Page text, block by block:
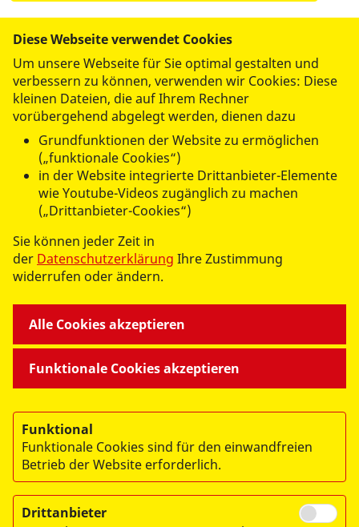
datenschutzkonform mit
UNSERE ANGEBOTE
WIR ÜBER UNS
© 2026 ASB Landesverband Sachsen e.V.
Impressum
Diese Webseite verwendet Cookies
Um unsere Webseite für Sie optimal gestalten und
verbessern zu können, verwenden wir Cookies: Diese
kleinen Dateien, die auf Ihrem Rechner
vorübergehend abgelegt werden, dienen dazu
Grundfunktionen der Website zu ermöglichen
(„funktionale Cookies“)
in der Website integrierte Drittanbieter-Elemente
wie Youtube-Videos zugänglich zu machen
(„Drittanbieter-Cookies“)
Sie können jeder Zeit in
der Datenschutzerklärung Ihre Zustimmung
widerrufen oder ändern.
Funktionale Cookies akzeptieren
Alle Cookies akzeptieren
Funktional
Funktionale Cookies sind für den einwandfreien
Betrieb der Website erforderlich.
Drittanbieter